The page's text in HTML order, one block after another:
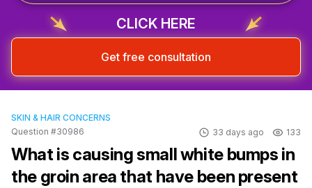
CLICK HERE
Get free consultation
SKIN & HAIR CONCERNS
Question #30986
33 days ago 133
What is causing small white bumps in
the groin area that have been present